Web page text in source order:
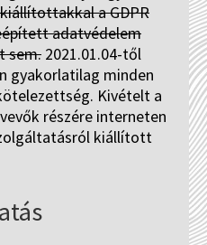
a GDPR
adatvédelem
sem. 2021.01.04-től
gyakorlatilag minden
Kivételt a
részére interneten
kiállított